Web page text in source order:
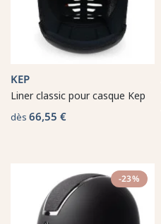
KEP
Liner classic pour casque Kep
dès 66,55 €
-23%